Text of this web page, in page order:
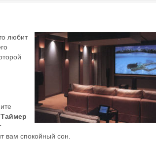
любит
Таймер
вам спокойный сон.